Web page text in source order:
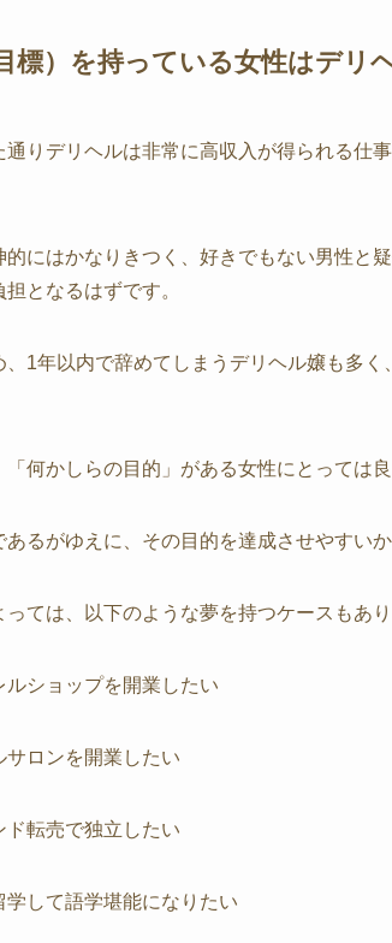
標）を持っている女性はデリ
通りデリヘルは非常に高収入が得られる仕
的にはかなりきつく、好きでもない男性と
担となるはずです。
、1年以内で辞めてしまうデリヘル嬢も多
「何かしらの目的」がある女性にとっては
あるがゆえに、その目的を達成させやすいか
っては、以下のような夢を持つケースもあり
ルショップを開業したい
サロンを開業したい
ド転売で独立したい
学して語学堪能になりたい